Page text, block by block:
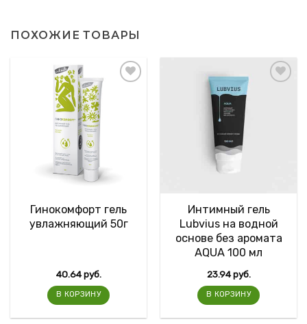
ПОХОЖИЕ ТОВАРЫ
Гинокомфорт гель
увлажняющий 50г
40.64руб.
В КОРЗИНУ
Интимный гель
Lubvius на водной
основе без аромата
AQUA 100 мл
23.94руб.
В КОРЗИНУ